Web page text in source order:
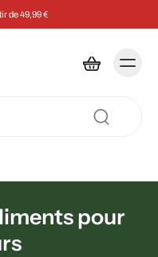
de 49,99 €
pour